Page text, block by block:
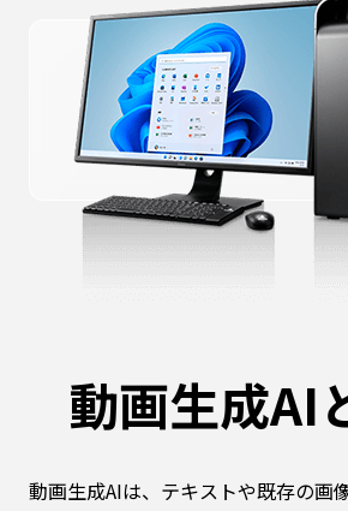
動画生成AI
動画生成AIは、テキストや既存の画